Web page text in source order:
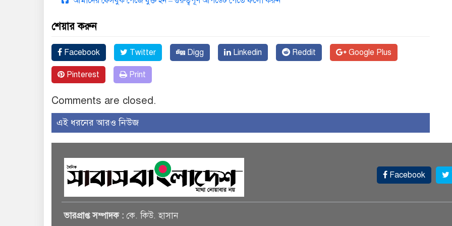
শেয়ার করুন
Facebook Twitter Digg Linkedin Reddit Google Plus
Pinterest Print
Comments are closed.
এই ধরনের আরও নিউজ
Facebook
ভারপ্রাপ্ত সম্পাদক : কে. কিউ. হাসান